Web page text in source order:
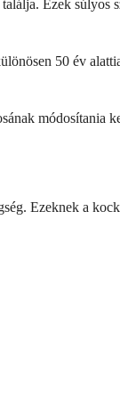
Ezek
50 év
módosítania
Ezeknek a